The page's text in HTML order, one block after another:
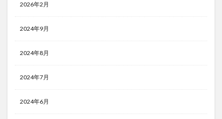
2026年2月
2024年9月
2024年8月
2024年7月
2024年6月